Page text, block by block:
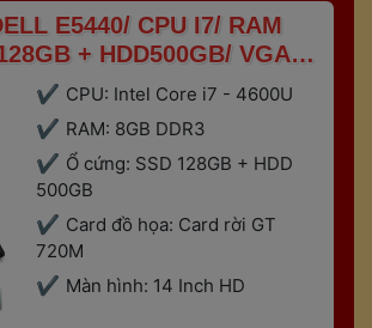
E5440/ CPU I7/ RAM
+ HDD500GB/ VGA
CPU: Intel Core i7 - 4600U
RAM: 8GB DDR3
Ổ cứng: SSD 128GB + HDD
500GB
Card đồ họa: Card rời GT
720M
Màn hình: 14 Inch HD